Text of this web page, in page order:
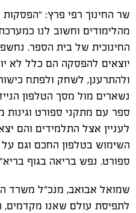
שר החינוך רפי פרץ:
מהלימודים וחשוב לנו
החינוכית של בית הספר.
יוצאים להפסקה הם כלל לא
ולהתרענן, לשחק ולפתח
נשארים מול מסך הטלפון
ספר עם מתקני ספורט וגינות
לעניין אצל התלמידים והם
השימוש בטלפון החכם וגם
ספורט. נפש בריאה בגוף
שמואל אבואב, מנכ"ל משרד
לתפיסת עולם שאנו